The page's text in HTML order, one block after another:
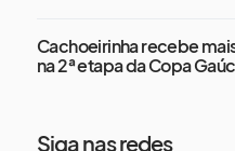
Cachoeirinha recebe
na 2ª etapa da Copa
Siga nas redes